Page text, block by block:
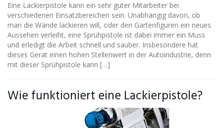
Eine Lackierpistole kann ein sehr guter Mitarbeiter bei
verschiedenen Einsatzbereichen sein. Unabhängig davon, ob
man die Wände lackieren will, oder den Gartenfiguren ein neues
Aussehen verleiht, eine Sprühpistole ist dabei immer ein Muss
und erledigt die Arbeit schnell und sauber. Insbesondere hat
dieses Gerät einen hohen Stellenwert in der Autoindustrie, denn
mit dieser Sprühpistole kann […]
Wie funktioniert eine Lackierpistole?